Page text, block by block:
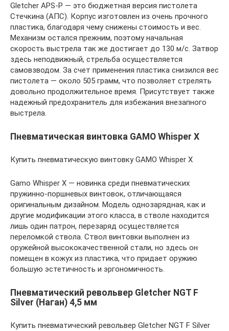
Gletcher APS-P — это бюджетная версия пистолета
Стечкина (АПС). Корпус изготовлен из очень прочного
пластика, благодаря чему снижены стоимость и вес.
Механизм остался прежним, поэтому начальная
скорость выстрела так же достигает до 130 м/с. Затвор
здесь неподвижный, стрельба осуществляется
самовзводом. За счет применения пластика снизился вес
пистолета — около 505 грамм, что позволяет стрелять
довольно продолжительное время. Присутствует также
надежный предохранитель для избежания внезапного
выстрела.
Пневматическая винтовка GAMO Whisper X
Купить пневматическую винтовку GAMO Whisper X
Gamo Whisper X — новинка среди пневматических
пружинно-поршневых винтовок, отличающаяся
оригинальным дизайном. Модель однозарядная, как и
другие модификации этого класса, в стволе находится
лишь один патрон, перезаряд осуществляется
переломкой ствола. Ствол винтовки выполнен из
оружейной высококачественной стали, но здесь он
помещен в кожух из пластика, что придает оружию
большую эстетичность и эргономичность.
Пневматический револьвер Gletcher NGT F
Silver (Наган) 4,5 мм
Купить пневматический револьвер Gletcher NGT F Silver